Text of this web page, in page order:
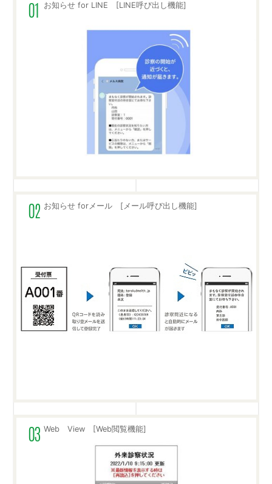
お知らせ for LINE [LINE呼び出し機能]
お知らせ forメール [メール呼び出し機能]
Web View [Web閲覧機能]